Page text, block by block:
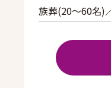
族葬(20〜60名)